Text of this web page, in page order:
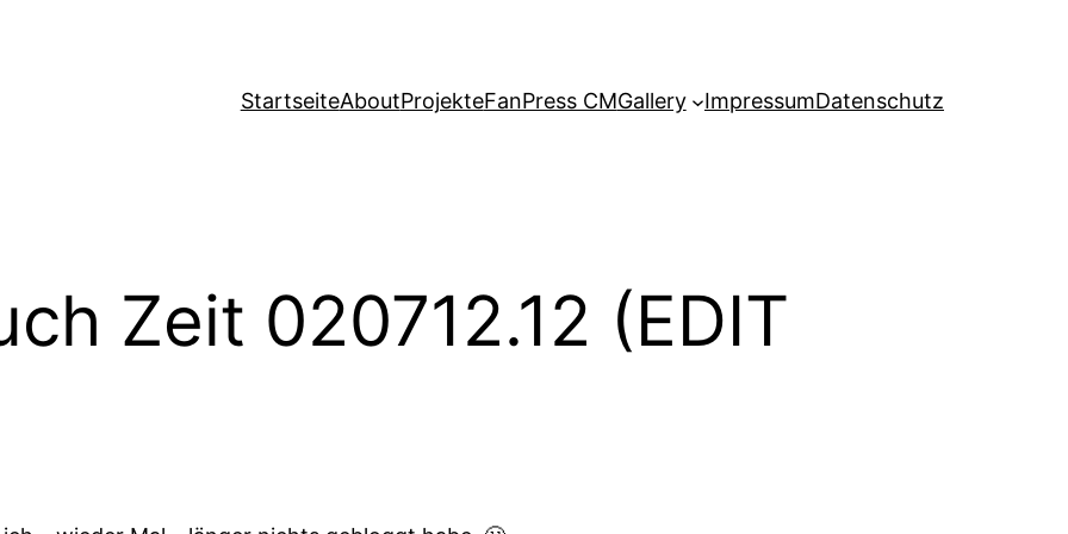
StartseiteAboutProjekteFanPress CMGallery ImpressumDatenschutz
Zeit 020712.12 (EDIT